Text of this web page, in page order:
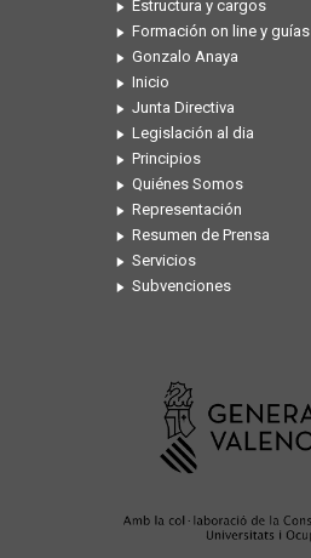
Estructura y cargos
Formación on line y guías
Gonzalo Anaya
Inicio
Junta Directiva
Legislación al dia
Principios
Quiénes Somos
Representación
Resumen de Prensa
Servicios
Subvenciones